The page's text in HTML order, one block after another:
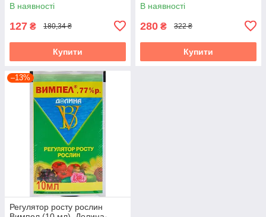
В наявності
127 ₴ 180,34 ₴
Купити
В наявності
280 ₴ 322 ₴
Купити
–13%
Регулятор росту рослин